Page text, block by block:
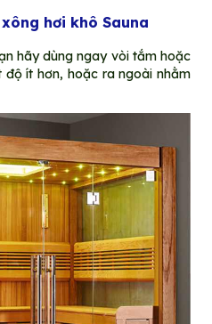
hơi khô Sauna
hãy dùng ngay vòi tắm hoặc
độ ít hơn, hoặc ra ngoài nhằm